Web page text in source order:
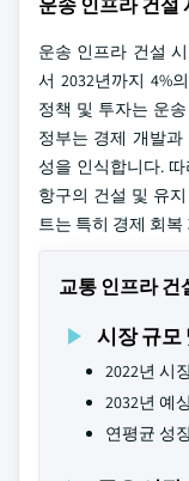
운송 인프라 건설
운송 인프라 건설
서 2032년까지 4%
정책 및 투자는 운
정부는 경제 개발
성을 인식합니다.
항구의 건설 및 유
트는 특히 경제 회
교통 인프라 건
시장 규모
2022년 시
2032년 예
연평균 성